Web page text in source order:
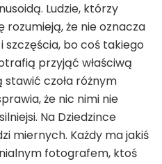
Ludzie, którzy
rozumieją, że nie oznacza
szczęścia, bo coś takiego
przyjąć właściwą
czoła różnym
że nic nimi nie
Na Dziedzince
miernych. Każdy ma jakiś
fotografem, ktoś